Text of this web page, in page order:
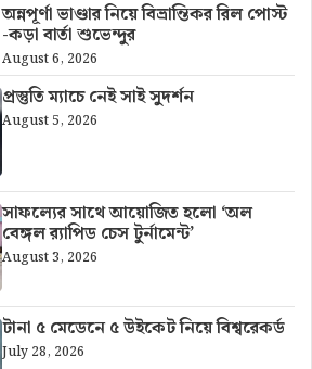
অন্নপূর্ণা ভাণ্ডার নিয়ে বিভ্রান্তিকর রিল পোস্ট
-কড়া বার্তা শুভেন্দুর
August 6, 2026
প্রস্তুতি ম্যাচে নেই সাই সুদর্শন
August 5, 2026
সাফল্যের সাথে আয়োজিত হলো ‘অল
বেঙ্গল র‍্যাপিড চেস টুর্নামেন্ট’
August 3, 2026
টানা ৫ মেডেনে ৫ উইকেট নিয়ে বিশ্বরেকর্ড
July 28, 2026